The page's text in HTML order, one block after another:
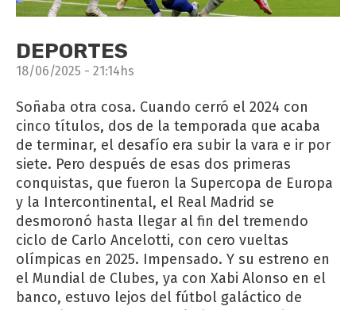
DEPORTES
18/06/2025 - 21:14hs
Soñaba otra cosa. Cuando cerró el 2024 con
cinco títulos, dos de la temporada que acaba
de terminar, el desafío era subir la vara e ir por
siete. Pero después de esas dos primeras
conquistas, que fueron la Supercopa de Europa
y la Intercontinental, el Real Madrid se
desmoronó hasta llegar al fin del tremendo
ciclo de Carlo Ancelotti, con cero vueltas
olímpicas en 2025. Impensado. Y su estreno en
el Mundial de Clubes, ya con Xabi Alonso en el
banco, estuvo lejos del fútbol galáctico de